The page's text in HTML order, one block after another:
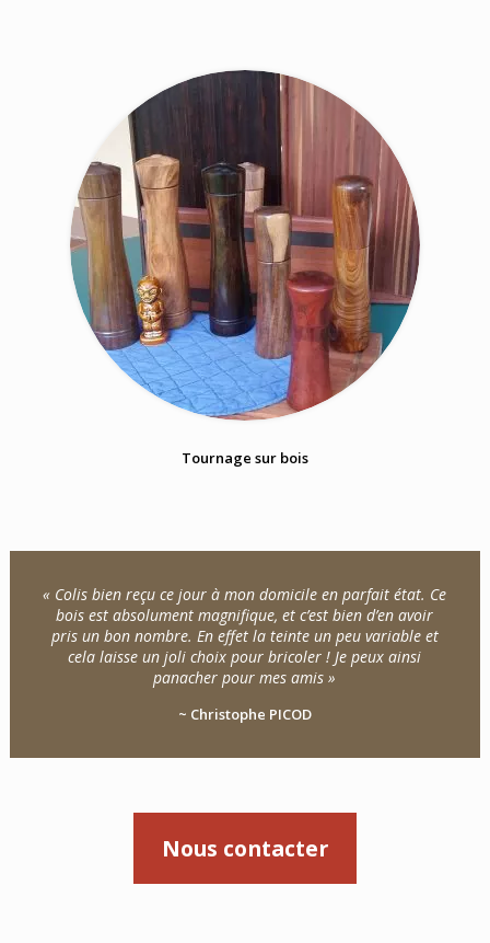
Tournage sur bois
« Colis bien reçu ce jour à mon domicile en parfait état. Ce
bois est absolument magnifique, et c’est bien d’en avoir
pris un bon nombre. En effet la teinte un peu variable et
cela laisse un joli choix pour bricoler ! Je peux ainsi
panacher pour mes amis »
~ Christophe PICOD
Nous contacter